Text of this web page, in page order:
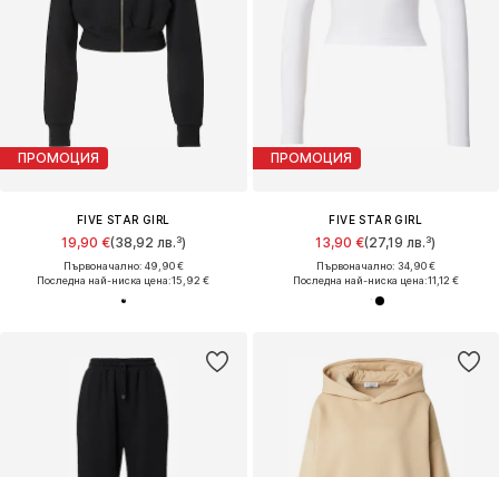
ПРОМОЦИЯ
FIVE STAR GIRL
19,90 €(38,92 лв.³)
Първоначално: 49,90 €
Последна най-ниска цена:15,92 €
ПРОМОЦИЯ
FIVE STAR GIRL
13,90 €(27,19 лв.³)
Първоначално: 34,90 €
Последна най-ниска цена:11,12 €